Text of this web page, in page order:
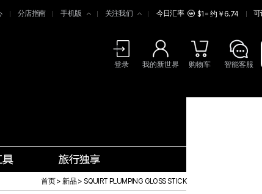
分店指南 手机版 关注我们 今日汇率 $1 = 约￥6.74 可
登录 我的新世界 购物车 智能客服
首页>新品>SQUIRT PLUMPING GLOSS STICK